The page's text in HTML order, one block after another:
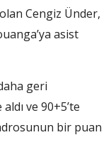
Cengiz Ünder,
asist
geri
ve 90+5’te
bir puan